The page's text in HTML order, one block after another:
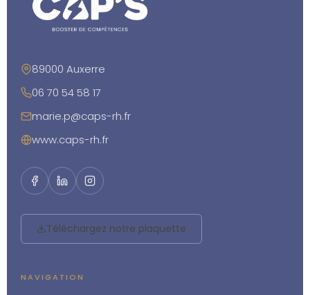
89000 Auxerre
06 70 54 58 17
marie.p@caps-rh.fr
www.caps-rh.fr
Téléchargez notre plaquette
NAVIGATION